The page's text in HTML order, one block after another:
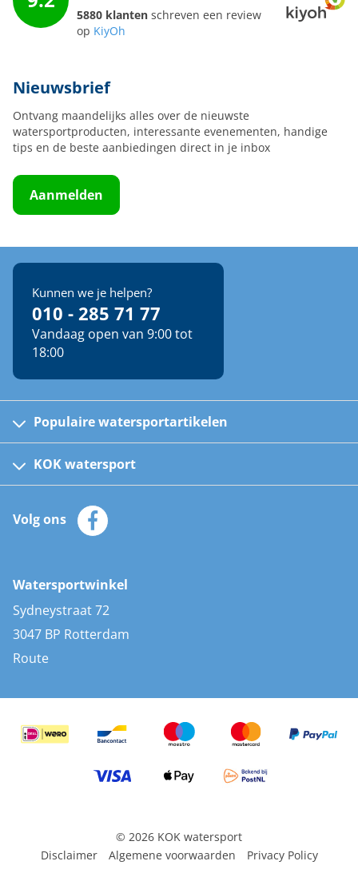
5880 klanten schreven een review
op KiyOh
Nieuwsbrief
Ontvang maandelijks alles over de nieuwste
watersportproducten, interessante evenementen, handige
tips en de beste aanbiedingen direct in je inbox
Aanmelden
Kunnen we je helpen?
010 - 285 71 77
Vandaag open van 9:00 tot
18:00
Populaire watersportartikelen
Kinder reddingsvesten
Automatische reddingsvesten
Zeilkleding
Zonnepanelen
AIS transponders
Stootwillen en fenders
Bootkussens
Zwemtrappen
KOK watersport
Klantenservice
Merken
Volg ons
Watersportwinkel
Sydneystraat 72
3047 BP Rotterdam
Route
© 2026 KOK watersport
Disclaimer
Algemene voorwaarden Privacy Policy